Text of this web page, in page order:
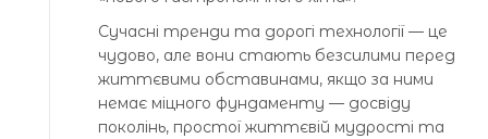
Сучасні тренди та дорогі технології — це
чудово, але вони стають безсилими перед
життєвими обставинами, якщо за ними
немає міцного фундаменту — досвіду
поколінь, простої життєвій мудрості та